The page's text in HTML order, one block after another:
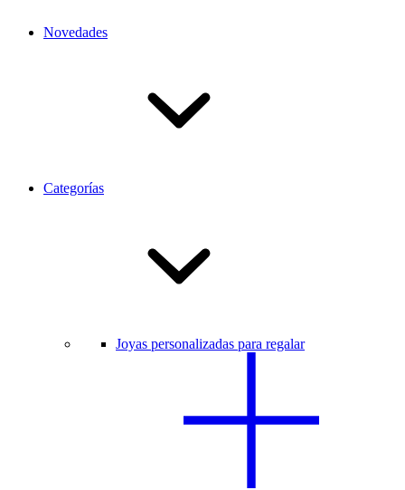
Novedades
Categorías
Joyas personalizadas para regalar